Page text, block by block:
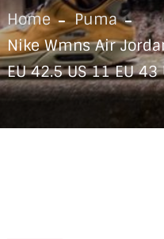
Home
Puma
Nike Wmns Air
EU 42.5 US 11 EU